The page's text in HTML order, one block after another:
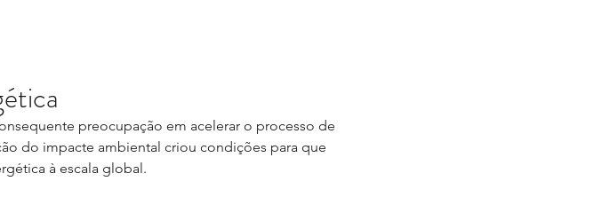
preocupação em acelerar o processo de
do impacte ambiental criou condições para que
à escala global.